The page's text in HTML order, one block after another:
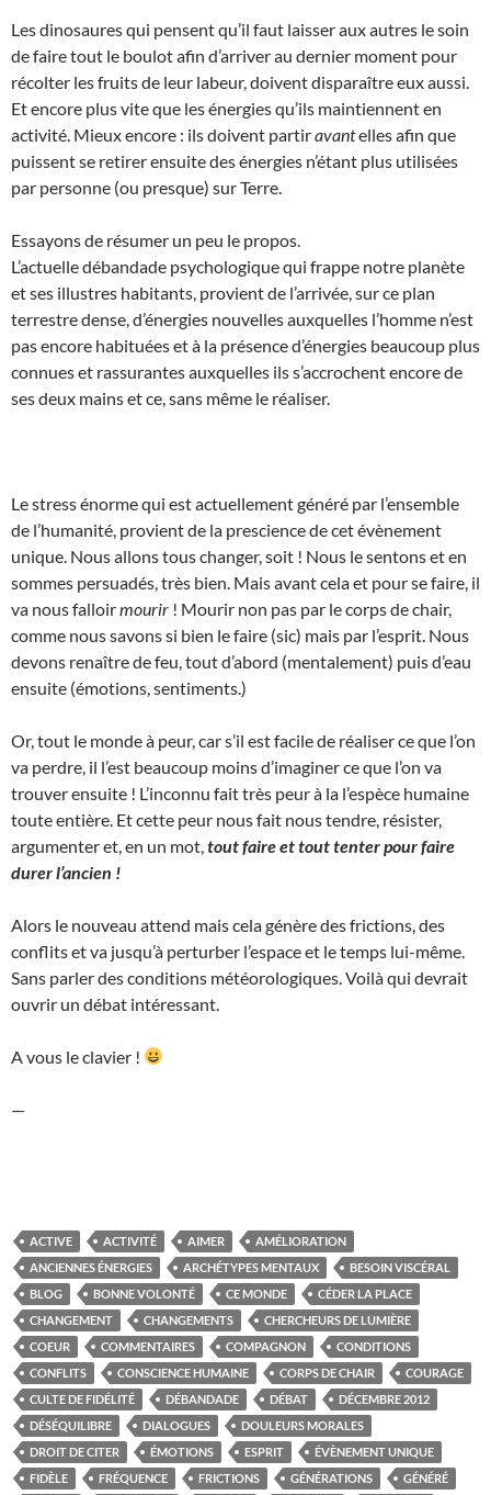
Les dinosaures qui pensent qu’il faut laisser aux autres le soin
de faire tout le boulot afin d’arriver au dernier moment pour
récolter les fruits de leur labeur, doivent disparaître eux aussi.
Et encore plus vite que les énergies qu’ils maintiennent en
activité. Mieux encore : ils doivent partiravantelles afin que
puissent se retirer ensuite des énergies n’étant plus utilisées
par personne (ou presque) sur Terre.
Essayons de résumer un peu le propos.
L’actuelle débandade psychologique qui frappe notre planète
et ses illustres habitants, provient de l’arrivée, sur ce plan
terrestre dense, d’énergies nouvelles auxquelles l’homme n’est
pas encore habituées et à la présence d’énergies beaucoup plus
connues et rassurantes auxquelles ils s’accrochent encore de
ses deux mains et ce, sans même le réaliser.
Le stress énorme qui est actuellement généré par l’ensemble
de l’humanité, provient de la prescience de cet évènement
unique. Nous allons tous changer, soit ! Nous le sentons et en
sommes persuadés, très bien. Mais avant cela et pour se faire, il
va nous falloirmourir ! Mourir non pas par le corps de chair,
comme nous savons si bien le faire (sic) mais par l’esprit. Nous
devons renaître de feu, tout d’abord (mentalement) puis d’eau
ensuite (émotions, sentiments.)
Or, tout le monde à peur, car s’il est facile de réaliser ce que l’on
va perdre, il l’est beaucoup moins d’imaginer ce que l’on va
trouver ensuite ! L’inconnu fait très peur à la l’espèce humaine
toute entière. Et cette peur nous fait nous tendre, résister,
argumenter et, en un mot, tout faire et tout tenter pour faire
durer l’ancien !
Alors le nouveau attend mais cela génère des frictions, des
conflits et va jusqu’à perturber l’espace et le temps lui-même.
Sans parler des conditions météorologiques. Voilà qui devrait
ouvrir un débat intéressant.
A vous le clavier !
—
ACTIVE ACTIVITÉ AIMER
AMÉLIORATION
ANCIENNES ÉNERGIES
ARCHÉTYPES MENTAUX
BESOIN VISCÉRAL
BLOG
BONNE VOLONTÉ CE MONDE
CÉDER LA PLACE
CHANGEMENT
CHANGEMENTS
CHERCHEURS DE LUMIÈRE
COEUR
COMMENTAIRES COMPAGNON
CONDITIONS
CONFLITS
CONSCIENCE HUMAINE CORPS DE CHAIR
COURAGE
CULTE DE FIDÉLITÉ
DÉBANDADE DÉBAT
DÉCEMBRE 2012
DÉSÉQUILIBRE
DIALOGUES
DOULEURS MORALES
DROIT DE CITER
ÉMOTIONS ESPRIT
ÉVÈNEMENT UNIQUE
FIDÈLE
FRÉQUENCE FRICTIONS GÉNÉRATIONS
GÉNÉRÉ